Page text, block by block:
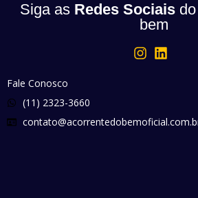
Siga as Redes Sociais
bem
Fale Conosco
(11) 2323-3660